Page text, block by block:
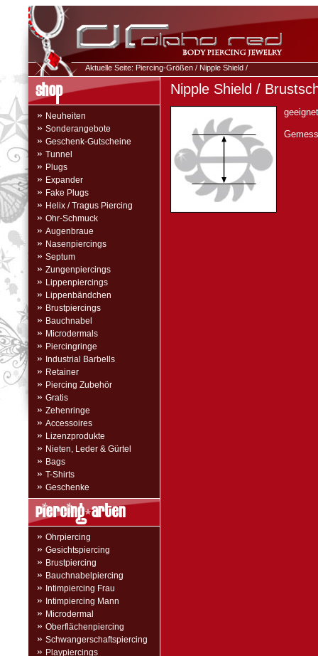
Aktuelle Seite: Piercing-Größen / Nipple Shield /
» Neuheiten
» Sonderangebote
» Geschenk-Gutscheine
» Tunnel
» Plugs
» Expander
» Fake Plugs
» Helix / Tragus Piercing
» Ohr-Schmuck
» Augenbraue
» Nasenpiercings
» Septum
» Zungenpiercings
» Lippenpiercings
» Lippenbändchen
» Brustpiercings
» Bauchnabel
» Microdermals
» Piercingringe
» Industrial Barbells
» Retainer
» Piercing Zubehör
» Gratis
» Zehenringe
» Accessoires
» Lizenzprodukte
» Nieten, Leder & Gürtel
» Bags
» T-Shirts
» Geschenke
» Ohrpiercing
» Gesichtspiercing
» Brustpiercing
» Bauchnabelpiercing
» Intimpiercing Frau
» Intimpiercing Mann
» Microdermal
» Oberflächenpiercing
» Schwangerschaftspiercing
» Playpiercings
Nipple Shield /